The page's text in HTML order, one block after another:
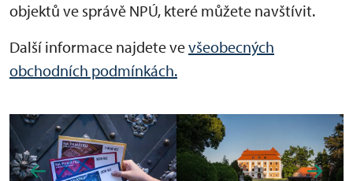
objektů ve správě NPÚ, které můžete navštívit.
Další informace najdete vevšeobecných
obchodních podmínkách.